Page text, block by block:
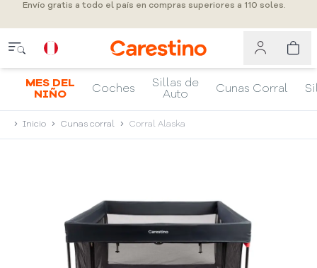
Envío gratis a todo el país en compras superiores a 110 soles.
MES DEL
NIÑO
Coches
Sillas de
Auto
Cunas Corral
Inicio Cunas corral Corral Alaska